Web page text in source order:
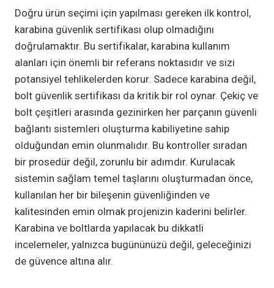
Doğru ürün seçimi için yapılması gereken ilk kontrol,
karabina güvenlik sertifikası olup olmadığını
doğrulamaktır. Bu sertifikalar, karabina kullanım
alanları için önemli bir referans noktasıdır ve sizi
potansiyel tehlikelerden korur. Sadece karabina değil,
bolt güvenlik sertifikası da kritik bir rol oynar. Çekiç ve
bolt çeşitleri arasında gezinirken her parçanın güvenli
bağlantı sistemleri oluşturma kabiliyetine sahip
olduğundan emin olunmalıdır. Bu kontroller sıradan
bir prosedür değil, zorunlu bir adımdır. Kurulacak
sistemin sağlam temel taşlarını oluşturmadan önce,
kullanılan her bir bileşenin güvenliğinden ve
kalitesinden emin olmak projenizin kaderini belirler.
Karabina ve boltlarda yapılacak bu dikkatli
incelemeler, yalnızca bugününüzü değil, geleceğinizi
de güvence altına alır.